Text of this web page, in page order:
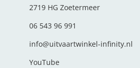
2719 HG Zoetermeer
06 543 96 991
info@uitvaartwinkel-infinity.nl
YouTube